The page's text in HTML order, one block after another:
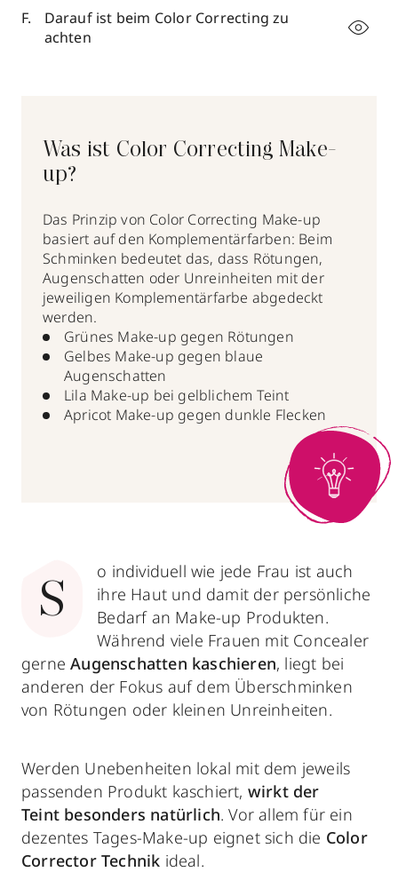
Darauf ist beim Color Correcting zu
achten
Was ist Color Correcting Make-
up?
Das Prinzip von Color Correcting Make-up
basiert auf den Komplementärfarben: Beim
Schminken bedeutet das, dass Rötungen,
Augenschatten oder Unreinheiten mit der
jeweiligen Komplementärfarbe abgedeckt
werden.
Grünes Make-up gegen Rötungen
Gelbes Make-up gegen blaue
Augenschatten
Lila Make-up bei gelblichem Teint
Apricot Make-up gegen dunkle Flecken
S
o individuell wie jede Frau ist auch
ihre Haut und damit der persönliche
Bedarf an Make-up Produkten.
Während viele Frauen mit Concealer
gerneAugenschatten kaschieren, liegt bei
anderen der Fokus auf dem Überschminken
von Rötungen oder kleinen Unreinheiten.
Werden Unebenheiten lokal mit dem jeweils
passenden Produkt kaschiert, wirkt der
Teint besonders natürlich. Vor allem für ein
dezentes Tages-Make-up eignet sich die Color
Corrector Technik ideal.